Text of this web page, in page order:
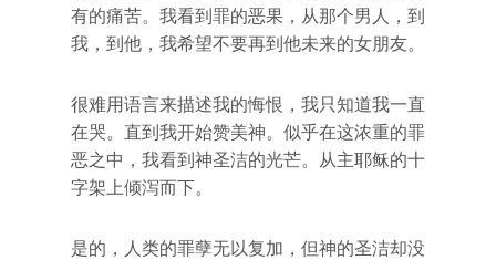
有的痛苦。我看到罪的恶果，从那个男人，到
我，到他，我希望不要再到他未来的女朋友。
很难用语言来描述我的悔恨，我只知道我一直
在哭。直到我开始赞美神。似乎在这浓重的罪
恶之中，我看到神圣洁的光芒。从主耶稣的十
字架上倾泻而下。
是的，人类的罪孽无以复加，但神的圣洁却没